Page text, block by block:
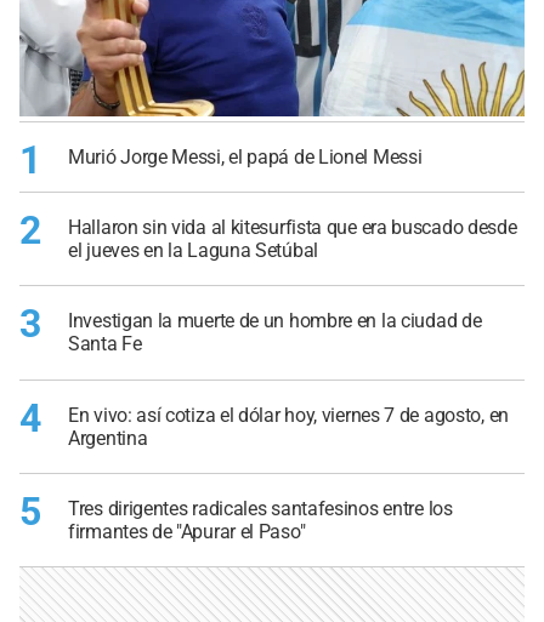
1 Murió Jorge Messi, el papá de Lionel Messi
2
Hallaron sin vida al kitesurfista que era buscado desde
el jueves en la Laguna Setúbal
3
Investigan la muerte de un hombre en la ciudad de
Santa Fe
4
En vivo: así cotiza el dólar hoy, viernes 7 de agosto, en
Argentina
5
Tres dirigentes radicales santafesinos entre los
firmantes de "Apurar el Paso"